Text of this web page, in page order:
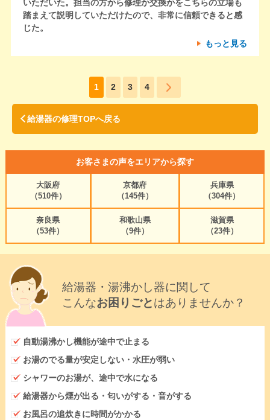
いただいた。担当の方から修理か交換かをこちらの立場も
踏まえて説明していただけたので、非常に信頼できると感
じた。
もっと見る
1 2 3 4
給湯器の修理TOPへ戻る
お客さまの声をエリアから探す
大阪府
（510件）
京都府
（145件）
兵庫県
（304件）
奈良県
（53件）
和歌山県
（9件）
滋賀県
（23件）
給湯器・湯沸かし器に関して
こんなお困りごとはありませんか？
自動湯沸かし機能が途中で止まる
お湯のでる量が安定しない・水圧が弱い
シャワーのお湯が、途中で水になる
給湯器から煙が出る・匂いがする・音がする
お風呂の追炊きに時間がかかる